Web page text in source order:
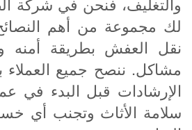
لك مجموعة من أهم
نقل العفش بطريقة أمنه
مشاكل. ننصح جميع العملاء
الإرشادات قبل البدء في
سلامة الأثاث وتجنب أي